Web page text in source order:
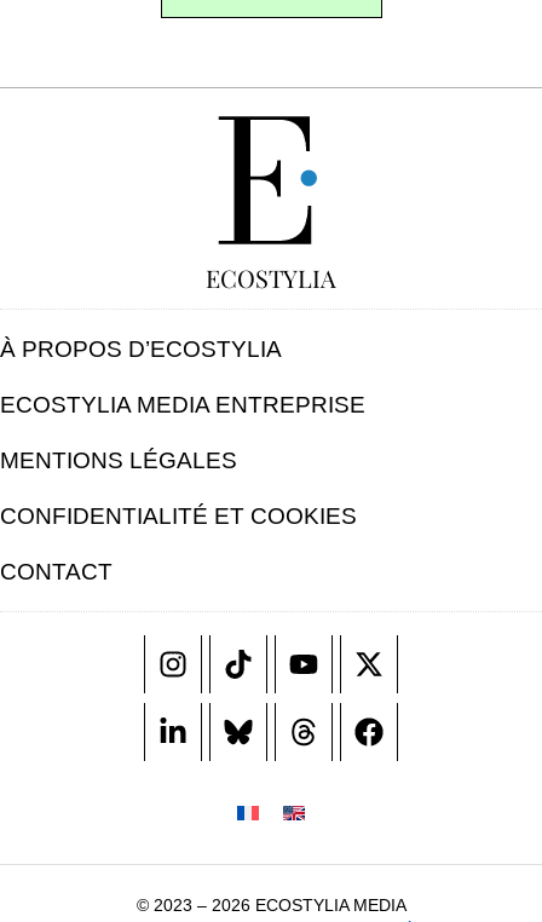
ECOSTYLIA
À PROPOS D’ECOSTYLIA
ECOSTYLIA MEDIA ENTREPRISE
MENTIONS LÉGALES
CONFIDENTIALITÉ ET COOKIES
CONTACT
© 2023 – 2026 ECOSTYLIA MEDIA